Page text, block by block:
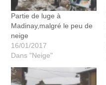
Partie de luge à
Madinay,malgré le peu de
neige
16/01/2017
Dans "Neige"